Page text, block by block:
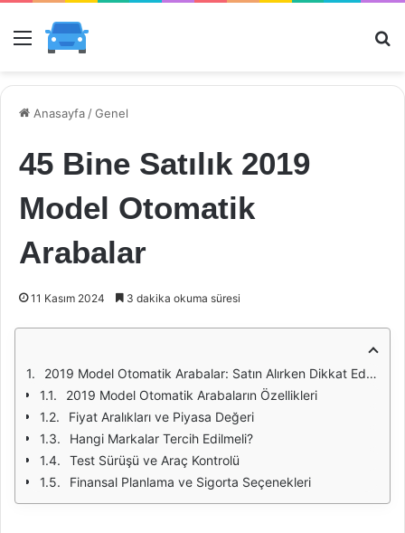
Menü
Anasayfa /Genel
45 Bine Satılık 2019
Model Otomatik
Arabalar
11 Kasım 2024 3 dakika okuma süresi
2019 Model Otomatik Arabalar: Satın Alırken Dikkat Edilmesi Gerekenler
2019 Model Otomatik Arabaların Özellikleri
Fiyat Aralıkları ve Piyasa Değeri
Hangi Markalar Tercih Edilmeli?
Test Sürüşü ve Araç Kontrolü
Finansal Planlama ve Sigorta Seçenekleri